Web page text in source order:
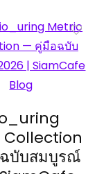
Collection
บับสมบูรณ์